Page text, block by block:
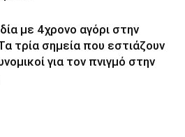
με 4χρονο αγόρι στην
τρία σημεία που εστιάζουν
για τον πνιγμό στην